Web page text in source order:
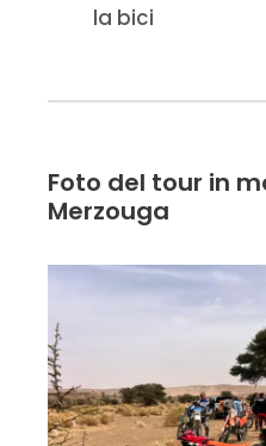
la bici
Foto del tour in
Merzouga